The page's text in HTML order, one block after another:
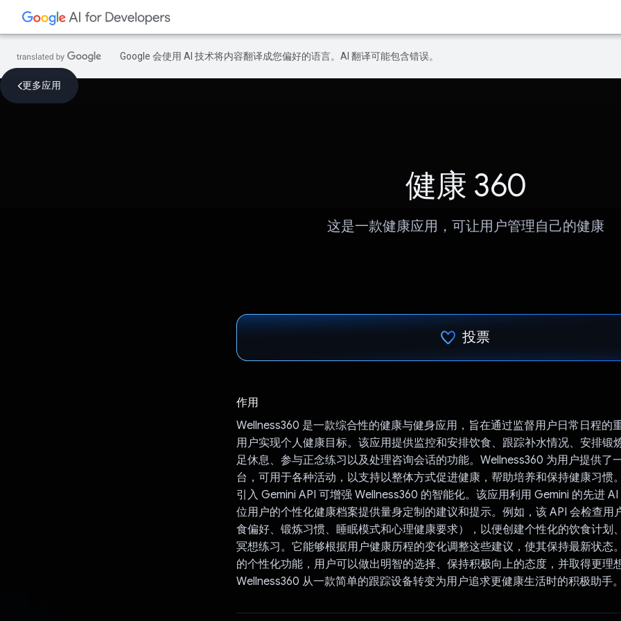
Google 会使用 AI 技术将内容翻译成您偏好的语言。AI 翻译可能包含错误。
更多应用
健康 360
这是一款健康应用，可让用户管理自己的健康
投票
作用
Wellness360 是一款综合性的健康与健身应用，旨在通过监督用户日常日程的
用户实现个人健康目标。该应用提供监控和安排饮食、跟踪补水情况、安排锻
足休息、参与正念练习以及处理咨询会话的功能。Wellness360 为用户提供了
台，可用于各种活动，以支持以整体方式促进健康，帮助培养和保持健康习惯
引入 Gemini API 可增强 Wellness360 的智能化。该应用利用 Gemini 的先进
位用户的个性化健康档案提供量身定制的建议和提示。例如，该 API 会检查用
食偏好、锻炼习惯、睡眠模式和心理健康要求），以便创建个性化的饮食计划
冥想练习。它能够根据用户健康历程的变化调整这些建议，使其保持最新状态
的个性化功能，用户可以做出明智的选择、保持积极向上的态度，并取得更理
Wellness360 从一款简单的跟踪设备转变为用户追求更健康生活时的积极助手